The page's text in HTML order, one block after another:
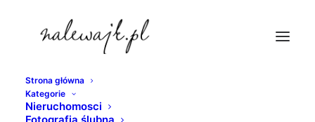
Strona główna
Kategorie
Nieruchomoscifotografie-bydgoszczy